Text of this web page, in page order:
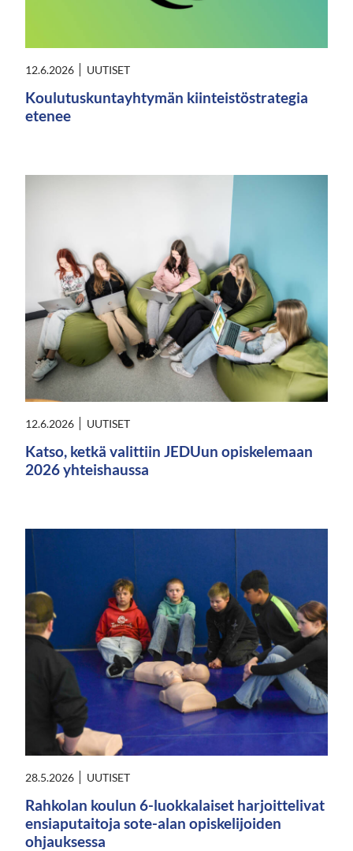
12.6.2026 UUTISET
Koulutuskuntayhtymän kiinteistöstrategia
etenee
12.6.2026 UUTISET
Katso, ketkä valittiin JEDUun opiskelemaan
2026 yhteishaussa
28.5.2026 UUTISET
Rahkolan koulun 6-luokkalaiset harjoittelivat
ensiaputaitoja sote-alan opiskelijoiden
ohjauksessa